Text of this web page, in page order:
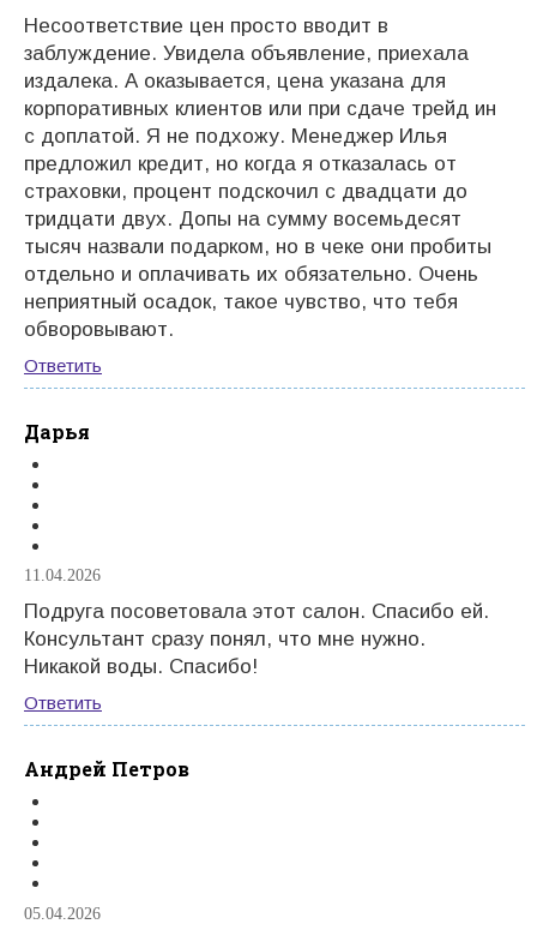
Несоответствие цен просто вводит в
заблуждение. Увидела объявление, приехала
издалека. А оказывается, цена указана для
корпоративных клиентов или при сдаче трейд ин
с доплатой. Я не подхожу. Менеджер Илья
предложил кредит, но когда я отказалась от
страховки, процент подскочил с двадцати до
тридцати двух. Допы на сумму восемьдесят
тысяч назвали подарком, но в чеке они пробиты
отдельно и оплачивать их обязательно. Очень
неприятный осадок, такое чувство, что тебя
обворовывают.
Ответить
Дарья
11.04.2026
Подруга посоветовала этот салон. Спасибо ей.
Консультант сразу понял, что мне нужно.
Никакой воды. Спасибо!
Ответить
Андрей Петров
05.04.2026